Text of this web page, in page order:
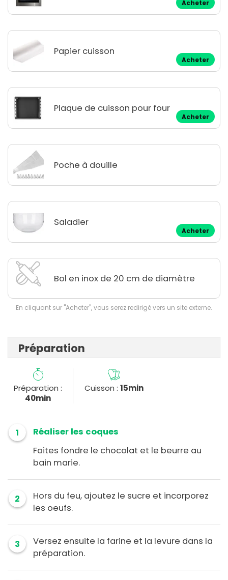
Acheter
Papier cuisson
Acheter
Plaque de cuisson pour four
Acheter
Poche à douille
Saladier
Acheter
Bol en inox de 20 cm de diamètre
En cliquant sur "Acheter", vous serez redirigé vers un site externe.
Préparation
Préparation :
40min
Cuisson : 15min
1
Réaliser les coques
Faites fondre le chocolat et le beurre au
bain marie.
2
Hors du feu, ajoutez le sucre et incorporez
les oeufs.
3
Versez ensuite la farine et la levure dans la
préparation.